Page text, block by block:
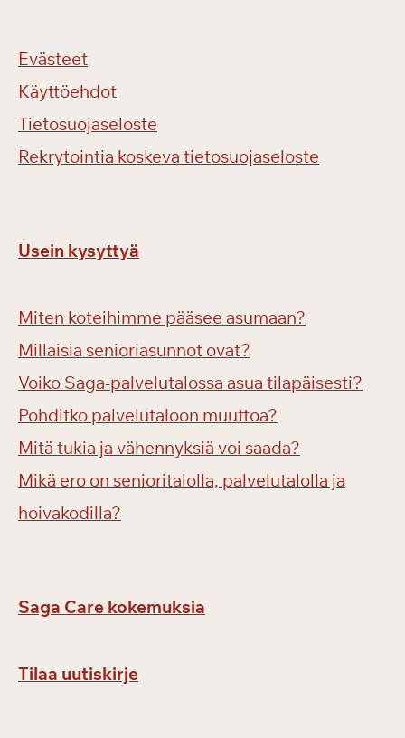
Evästeet
Käyttöehdot
Tietosuojaseloste
Rekrytointia koskeva tietosuojaseloste
Usein kysyttyä
Miten koteihimme pääsee asumaan?
Millaisia senioriasunnot ovat?
Voiko Saga-palvelutalossa asua tilapäisesti?
Pohditko palvelutaloon muuttoa?
Mitä tukia ja vähennyksiä voi saada?
Mikä ero on senioritalolla, palvelutalolla ja
hoivakodilla?
Saga Care kokemuksia
Tilaa uutiskirje